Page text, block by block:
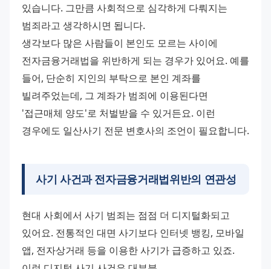
있습니다. 그만큼 사회적으로 심각하게 다뤄지는
범죄라고 생각하시면 됩니다.
생각보다 많은 사람들이 본인도 모르는 사이에
전자금융거래법을 위반하게 되는 경우가 있어요. 예를
들어, 단순히 지인의 부탁으로 본인 계좌를
빌려주었는데, 그 계좌가 범죄에 이용된다면
'접근매체 양도'로 처벌받을 수 있거든요. 이런
경우에도 일산사기 전문 변호사의 조언이 필요합니다.
사기 사건과 전자금융거래법위반의 연관성
현대 사회에서 사기 범죄는 점점 더 디지털화되고
있어요. 전통적인 대면 사기보다 인터넷 뱅킹, 모바일
앱, 전자상거래 등을 이용한 사기가 급증하고 있죠.